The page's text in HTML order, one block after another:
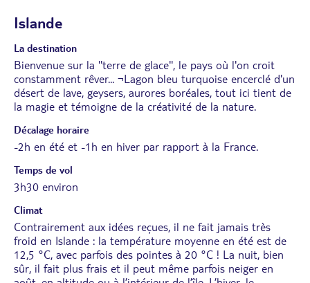
Islande
La destination
Bienvenue sur la ''terre de glace'', le pays où l'on croit
constamment rêver... ¬Lagon bleu turquoise encerclé d'un
désert de lave, geysers, aurores boréales, tout ici tient de
la magie et témoigne de la créativité de la nature.
Décalage horaire
-2h en été et -1h en hiver par rapport à la France.
Temps de vol
3h30 environ
Climat
Contrairement aux idées reçues, il ne fait jamais très
froid en Islande : la température moyenne en été est de
12,5 °C, avec parfois des pointes à 20 °C ! La nuit, bien
sûr, il fait plus frais et il peut même parfois neiger en